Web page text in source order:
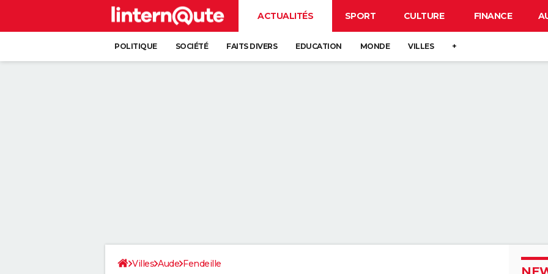
ACTUALITÉS SPORT CULTURE FINANCE
POLITIQUE SOCIÉTÉ FAITS DIVERS EDUCATION MONDE VILLES +
Villes Aude Fendeille